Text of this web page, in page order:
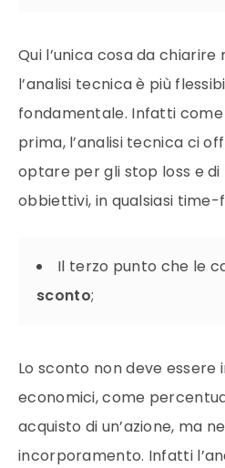
Qui l’unica cosa da
l’analisi tecnica è più
fondamentale. Infatti
prima, l’analisi tecnica ci
optare per gli stop loss e
obbiettivi, in qualsiasi time-
Il terzo punto che le
sconto;
Lo sconto non deve essere
economici, come
acquisto di un’azione, ma
incorporamento. Infatti